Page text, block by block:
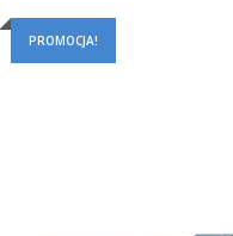
PROMOCJA!